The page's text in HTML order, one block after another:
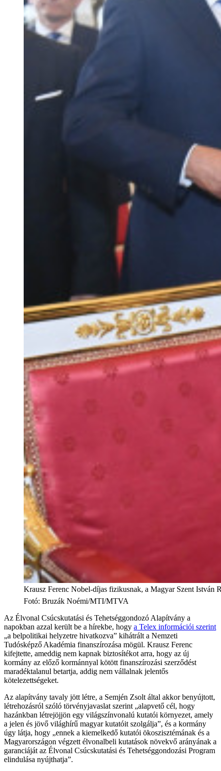
Krausz Ferenc Nobel-díjas fizikusnak, a Magyar Szent István
Fotó: Bruzák Noémi/MTI/MTVA
Az Élvonal Csúcskutatási és Tehetséggondozó Alapítvány a
napokban azzal került be a hírekbe, hogy a Telex információi szerint
„a belpolitikai helyzetre hivatkozva” kihátrált a Nemzeti
Tudósképző Akadémia finanszírozása mögül. Krausz Ferenc
kifejtette, ameddig nem kapnak biztosítékot arra, hogy az új
kormány az előző kormánnyal kötött finanszírozási szerződést
maradéktalanul betartja, addig nem vállalnak jelentős
kötelezettségeket.
Az alapítvány tavaly jött létre, a Semjén Zsolt által akkor benyújtott,
létrehozásról szóló törvényjavaslat szerint „alapvető cél, hogy
hazánkban létrejöjjön egy világszínvonalú kutatói környezet, amely
a jelen és jövő világhírű magyar kutatóit szolgálja”, és a kormány
úgy látja, hogy „ennek a kiemelkedő kutatói ökoszisztémának és a
Magyarországon végzett élvonalbeli kutatások növekvő arányának a
garanciáját az Élvonal Csúcskutatási és Tehetséggondozási Program
elindulása nyújthatja”.